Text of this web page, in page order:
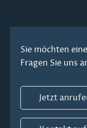
Sie möchten
Fragen Sie uns
Jetzt